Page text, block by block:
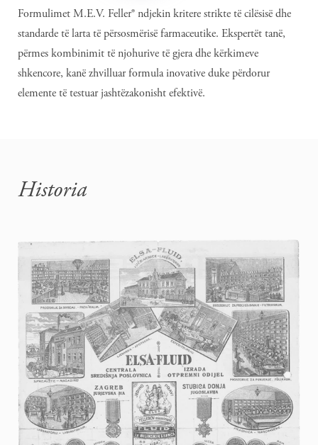
Formulimet M.E.V. Feller® ndjekin kritere strikte të cilësisë dhe
standarde të larta të përsosmërisë farmaceutike. Ekspertët tanë,
përmes kombinimit të njohurive të gjera dhe kërkimeve
shkencore, kanë zhvilluar formula inovative duke përdorur
elemente të testuar jashtëzakonisht efektivë.
Historia